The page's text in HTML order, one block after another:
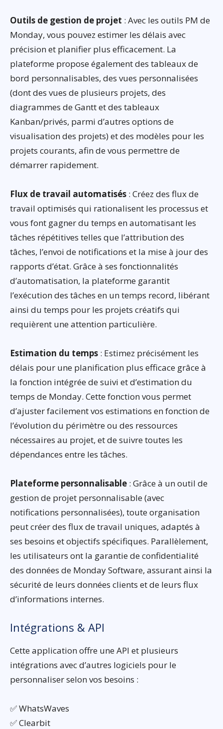
Outils de gestion de projet : Avec les outils PM de
Monday, vous pouvez estimer les délais avec
précision et planifier plus efficacement. La
plateforme propose également des tableaux de
bord personnalisables, des vues personnalisées
(dont des vues de plusieurs projets, des
diagrammes de Gantt et des tableaux
Kanban/privés, parmi d’autres options de
visualisation des projets) et des modèles pour les
projets courants, afin de vous permettre de
démarrer rapidement.
Flux de travail automatisés : Créez des flux de
travail optimisés qui rationalisent les processus et
vous font gagner du temps en automatisant les
tâches répétitives telles que l’attribution des
tâches, l’envoi de notifications et la mise à jour des
rapports d’état. Grâce à ses fonctionnalités
d’automatisation, la plateforme garantit
l’exécution des tâches en un temps record, libérant
ainsi du temps pour les projets créatifs qui
requièrent une attention particulière.
Estimation du temps : Estimez précisément les
délais pour une planification plus efficace grâce à
la fonction intégrée de suivi et d’estimation du
temps de Monday. Cette fonction vous permet
d’ajuster facilement vos estimations en fonction de
l’évolution du périmètre ou des ressources
nécessaires au projet, et de suivre toutes les
dépendances entre les tâches.
Plateforme personnalisable : Grâce à un outil de
gestion de projet personnalisable (avec
notifications personnalisées), toute organisation
peut créer des flux de travail uniques, adaptés à
ses besoins et objectifs spécifiques. Parallèlement,
les utilisateurs ont la garantie de confidentialité
des données de Monday Software, assurant ainsi la
sécurité de leurs données clients et de leurs flux
d’informations internes.
Intégrations & API
Cette application offre une API et plusieurs
intégrations avec d’autres logiciels pour le
personnaliser selon vos besoins :
✅ WhatsWaves
✅ Clearbit